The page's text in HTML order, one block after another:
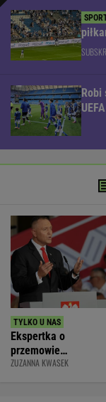
Robi
Ekspertka o
przemowie
Nawrockiego.
ZUZANNA KWASEK